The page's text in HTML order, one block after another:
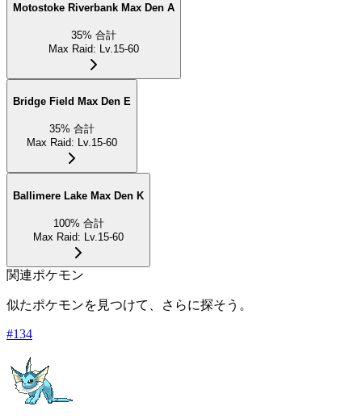
Motostoke Riverbank Max Den A
35% 合計
Max Raid: Lv.15-60
Bridge Field Max Den E
35% 合計
Max Raid: Lv.15-60
Ballimere Lake Max Den K
100% 合計
Max Raid: Lv.15-60
関連ポケモン
似たポケモンを見つけて、さらに探そう。
#134